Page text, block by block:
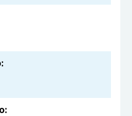
:
: